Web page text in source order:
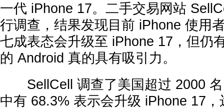
一代 iPhone 17。二手交易网站
行调查，结果发现目前 iPhone 使用
七成表态会升级至 iPhone 17，但仍
的 Android 真的具有吸引力。
SellCell 调查了美国超过 2000 名
中有 68.3% 表示会升级 iPhone 17